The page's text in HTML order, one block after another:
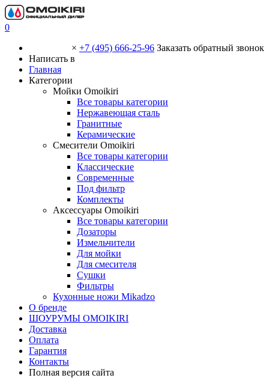
0
× +7 (495) 666-25-96 Заказать обратный звонок
Написать в
Главная
Категории
Мойки Omoikiri
Все товары категории
Нержавеющая сталь
Гранитные
Керамические
Смесители Omoikiri
Все товары категории
Классические
Современные
Под фильтр
Комплекты
Аксессуары Omoikiri
Все товары категории
Дозаторы
Измельчители
Для мойки
Для смесителя
Сушки
Фильтры
Кухонные ножи Mikadzo
О бренде
ШОУРУМЫ OMOIKIRI
Доставка
Оплата
Гарантия
Контакты
Полная версия сайта